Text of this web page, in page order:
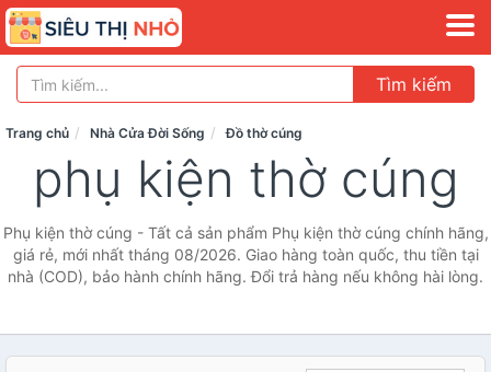
Tìm kiếm
Trang chủ Nhà Cửa Đời Sống Đồ thờ cúng
phụ kiện thờ cúng
Phụ kiện thờ cúng - Tất cả sản phẩm Phụ kiện thờ cúng chính hãng,
giá rẻ, mới nhất tháng 08/2026. Giao hàng toàn quốc, thu tiền tại
nhà (COD), bảo hành chính hãng. Đổi trả hàng nếu không hài lòng.